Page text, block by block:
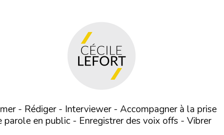
- Rédiger - Interviewer - Accompagner à la prise
parole en public - Enregistrer des voix offs - Vibrer